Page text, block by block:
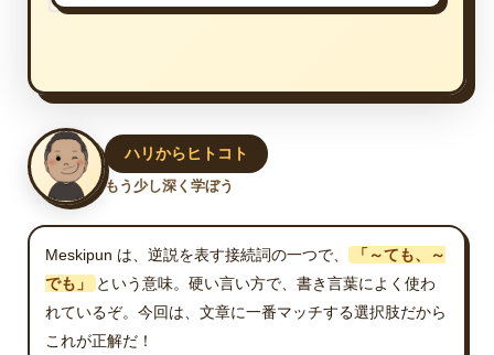
ハリからヒトコト
もう少し深く学ぼう
Meskipun は、逆説を表す接続詞の一つで、
「～ても、～
でも」
という意味。硬い言い方で、書き言葉によく使わ
れているぞ。今回は、文章に一番マッチする選択肢だから
これが正解だ！